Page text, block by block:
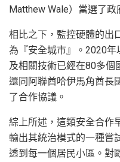
Matthew Wale）當選了政
相比之下，監控硬體的出
為『安全城市』。2020
及相關技術已經在80多個
還同阿聯酋哈伊馬角酋長
了合作協議。
綜上所述，這類安全合作
輸出其統治模式的一種嘗
透到每一個居民小區。對